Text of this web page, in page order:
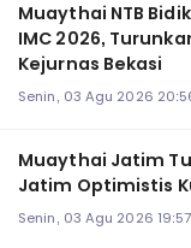
Muaythai NTB
IMC 2026,
Kejurnas Bekasi
Senin, 03 Agu 2026
Muaythai Jatim
Jatim Optimistis
Senin, 03 Agu 2026